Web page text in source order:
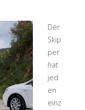
Der
Skip
per
hat
jed
en
einz